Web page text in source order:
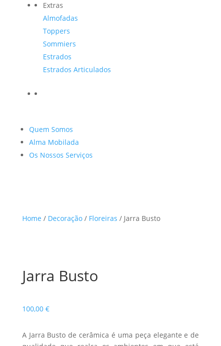
Extras
Almofadas
Toppers
Sommiers
Estrados
Estrados Articulados
Quem Somos
Alma Mobilada
Os Nossos Serviços
Home / Decoração/ Floreiras / Jarra Busto
Jarra Busto
100,00 €
A Jarra Busto de cerâmica é uma peça elegante e de